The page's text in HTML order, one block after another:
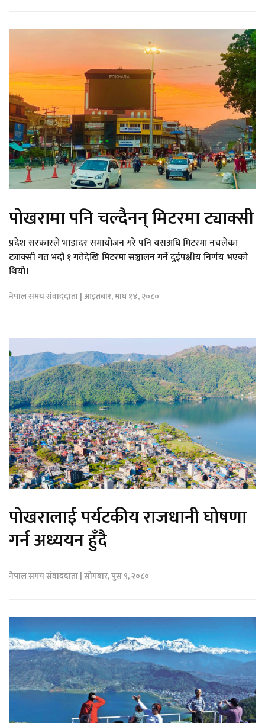
पोखरामा पनि चल्दैनन् मिटरमा ट्याक्सी
प्रदेश सरकारले भाडादर समायोजन गरे पनि यसअघि मिटरमा नचलेका
ट्याक्सी गत भदौ १ गतेदेखि मिटरमा सञ्चालन गर्ने दुईपक्षीय निर्णय भएको
थियो।
नेपाल समय संवाददाता | आइतबार, माघ १४, २०८०
पोखरालाई पर्यटकीय राजधानी घोषणा
गर्न अध्ययन हुँदै
नेपाल समय संवाददाता | सोमबार, पुस ९, २०८०